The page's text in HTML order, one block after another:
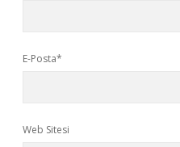
E-Posta*
Web Sitesi